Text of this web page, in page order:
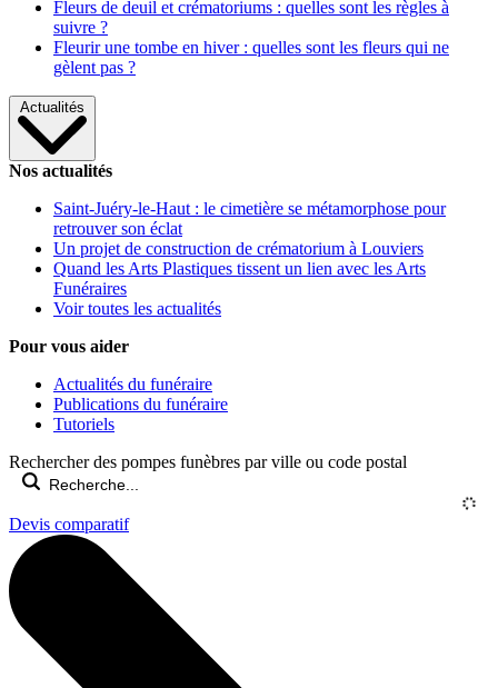
Fleurs de deuil et crématoriums : quelles sont les règles à
suivre ?
Fleurir une tombe en hiver : quelles sont les fleurs qui ne
gèlent pas ?
Actualités
Nos actualités
Saint-Juéry-le-Haut : le cimetière se métamorphose pour
retrouver son éclat
Un projet de construction de crématorium à Louviers
Quand les Arts Plastiques tissent un lien avec les Arts
Funéraires
Voir toutes les actualités
Pour vous aider
Actualités du funéraire
Publications du funéraire
Tutoriels
Rechercher des pompes funèbres par ville ou code postal
Devis comparatif